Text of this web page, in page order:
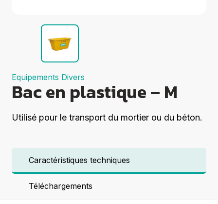
Elévation
Centrales à
béton
Démolition
Voir tout
Equipements Divers
Bac en plastique – M
Utilisé pour le transport du mortier ou du béton.
Caractéristiques techniques
Téléchargements